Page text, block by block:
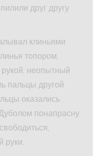
друг другу
клиньями
топором,
неопытный
пальцы другой
оказались
понапрасну
руки.